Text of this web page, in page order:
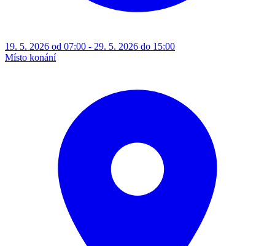
19. 5. 2026 od 07:00 - 29. 5. 2026 do 15:00
Místo konání